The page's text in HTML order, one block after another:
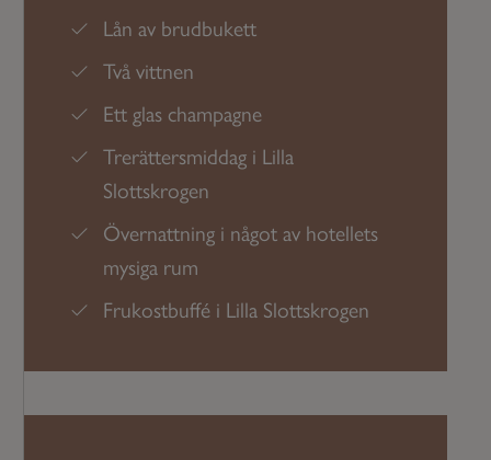
Lån av brudbukett
Två vittnen
Ett glas champagne
Trerättersmiddag i Lilla
Slottskrogen
Övernattning i något av hotellets
mysiga rum
Frukostbuffé i Lilla Slottskrogen